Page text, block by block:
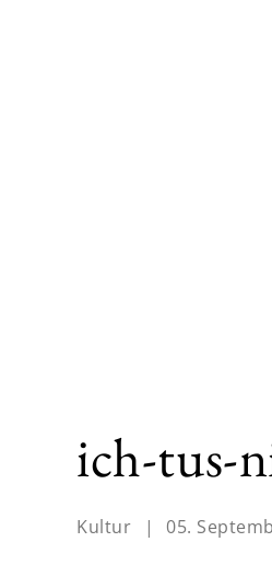
ich-tus-
Kultur | 05.